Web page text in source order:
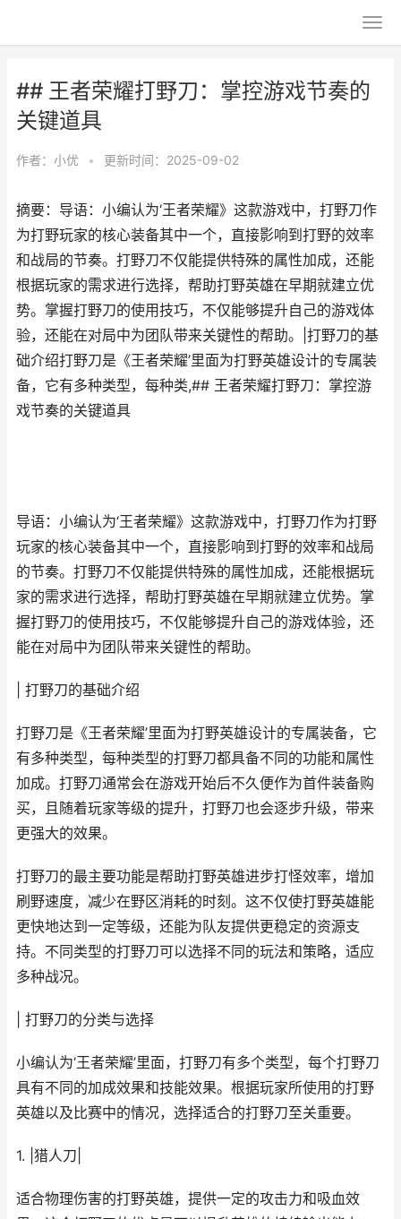
## 王者荣耀打野刀：掌控游戏节奏的
关键道具
作者： 小优 • 更新时间：2025-09-02
摘要：导语：小编认为‘王者荣耀》这款游戏中，打野刀作
为打野玩家的核心装备其中一个，直接影响到打野的效率
和战局的节奏。打野刀不仅能提供特殊的属性加成，还能
根据玩家的需求进行选择，帮助打野英雄在早期就建立优
势。掌握打野刀的使用技巧，不仅能够提升自己的游戏体
验，还能在对局中为团队带来关键性的帮助。|打野刀的基
础介绍打野刀是《王者荣耀’里面为打野英雄设计的专属装
备，它有多种类型，每种类,## 王者荣耀打野刀：掌控游
戏节奏的关键道具
导语：小编认为‘王者荣耀》这款游戏中，打野刀作为打野
玩家的核心装备其中一个，直接影响到打野的效率和战局
的节奏。打野刀不仅能提供特殊的属性加成，还能根据玩
家的需求进行选择，帮助打野英雄在早期就建立优势。掌
握打野刀的使用技巧，不仅能够提升自己的游戏体验，还
能在对局中为团队带来关键性的帮助。
| 打野刀的基础介绍
打野刀是《王者荣耀’里面为打野英雄设计的专属装备，它
有多种类型，每种类型的打野刀都具备不同的功能和属性
加成。打野刀通常会在游戏开始后不久便作为首件装备购
买，且随着玩家等级的提升，打野刀也会逐步升级，带来
更强大的效果。
打野刀的最主要功能是帮助打野英雄进步打怪效率，增加
刷野速度，减少在野区消耗的时刻。这不仅使打野英雄能
更快地达到一定等级，还能为队友提供更稳定的资源支
持。不同类型的打野刀可以选择不同的玩法和策略，适应
多种战况。
| 打野刀的分类与选择
小编认为‘王者荣耀’里面，打野刀有多个类型，每个打野刀
具有不同的加成效果和技能效果。根据玩家所使用的打野
英雄以及比赛中的情况，选择适合的打野刀至关重要。
1. |猎人刀|
适合物理伤害的打野英雄，提供一定的攻击力和吸血效